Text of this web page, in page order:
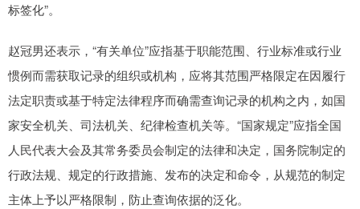
标签化”。
赵冠男还表示，“有关单位”应指基于职能范围、行业标准或行业
惯例而需获取记录的组织或机构，应将其范围严格限定在因履行
法定职责或基于特定法律程序而确需查询记录的机构之内，如国
家安全机关、司法机关、纪律检查机关等。“国家规定”应指全国
人民代表大会及其常务委员会制定的法律和决定，国务院制定的
行政法规、规定的行政措施、发布的决定和命令，从规范的制定
主体上予以严格限制，防止查询依据的泛化。